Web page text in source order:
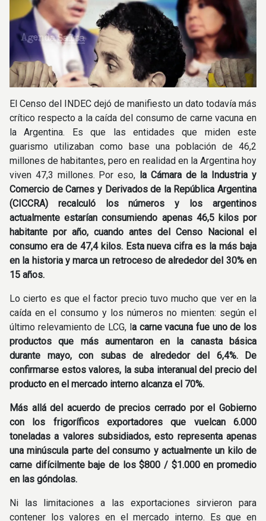
El Censo del INDEC dejó de manifiesto un dato todavía más
crítico respecto a la caída del consumo de carne vacuna en
la Argentina. Es que las entidades que miden este
guarismo utilizaban como base una población de 46,2
millones de habitantes, pero en realidad en la Argentina hoy
viven 47,3 millones. Por eso, la Cámara de la Industria y
Comercio de Carnes y Derivados de la República Argentina
(CICCRA) recalculó los números y los argentinos
actualmente estarían consumiendo apenas 46,5 kilos por
habitante por año, cuando antes del Censo Nacional el
consumo era de 47,4 kilos. Esta nueva cifra es la más baja
en la historia y marca un retroceso de alrededor del 30% en
15 años.
Lo cierto es que el factor precio tuvo mucho que ver en la
caída en el consumo y los números no mienten: según el
último relevamiento de LCG, la carne vacuna fue uno de los
productos que más aumentaron en la canasta básica
durante mayo, con subas de alrededor del 6,4%. De
confirmarse estos valores, la suba interanual del precio del
producto en el mercado interno alcanza el 70%.
Más allá del acuerdo de precios cerrado por el Gobierno
con los frigoríficos exportadores que vuelcan 6.000
toneladas a valores subsidiados, esto representa apenas
una minúscula parte del consumo y actualmente un kilo de
carne difícilmente baje de los $800 / $1.000 en promedio
en las góndolas.
Ni las limitaciones a las exportaciones sirvieron para
contener los valores en el mercado interno. Es que en